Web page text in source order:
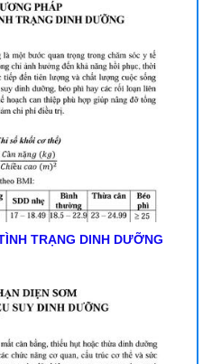
GIÁ TÌNH TRẠNG DINH DƯỠNG